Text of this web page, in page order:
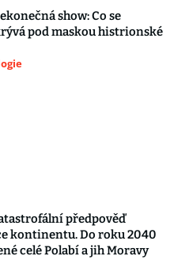
show: Co se
pod maskou histrionské
předpověď
kontinentu. Do roku 2040
celé Polabí a jih Moravy